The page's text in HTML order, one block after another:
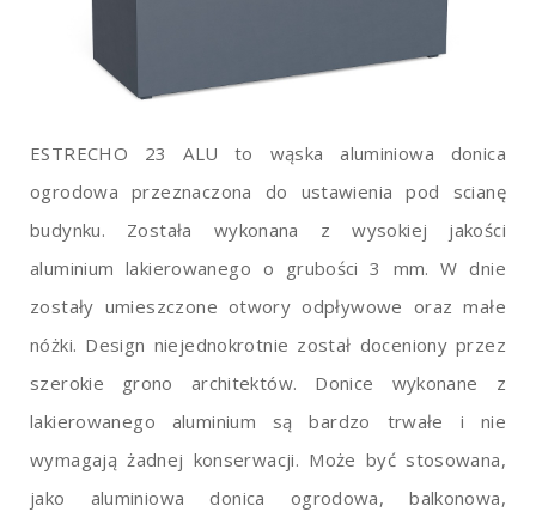
ESTRECHO 23 ALU to wąska aluminiowa donica
ogrodowa przeznaczona do ustawienia pod scianę
budynku. Została wykonana z wysokiej jakości
aluminium lakierowanego o grubości 3 mm. W dnie
zostały umieszczone otwory odpływowe oraz małe
nóżki. Design niejednokrotnie został doceniony przez
szerokie grono architektów. Donice wykonane z
lakierowanego aluminium są bardzo trwałe i nie
wymagają żadnej konserwacji. Może być stosowana,
jako aluminiowa donica ogrodowa, balkonowa,